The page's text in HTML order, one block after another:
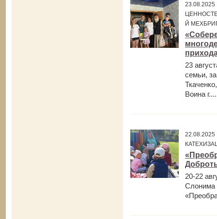
Й
23
семьи,
Воина г....
20-22
Слонима